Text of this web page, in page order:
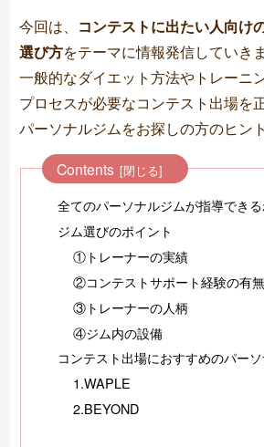
今回は、 コンテストに出たい人向け
選び方をテーマに情報発信していきま
一般的なダイエット方法やトレーニ
プロセスが必要なコンテスト出場を
パーソナルジムをお探しの方のヒン
Contents
全てのパーソナルジムが指導でき
ジム選びのポイント
①トレーナーの実績
②コンテストサポート経験の有無
③トレーナーの人柄
④ジム内の設備
コンテスト出場におすすめのパー
1.WAPLE
2.BEYOND